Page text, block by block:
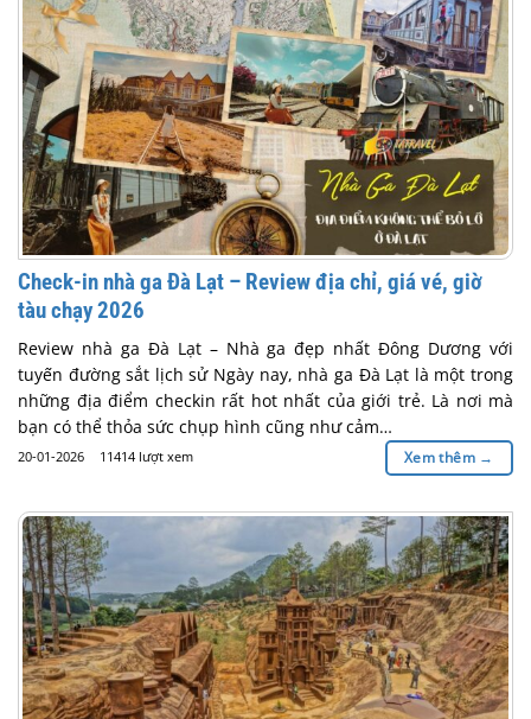
Check-in nhà ga Đà Lạt – Review địa chỉ, giá vé, giờ
tàu chạy 2026
Review nhà ga Đà Lạt – Nhà ga đẹp nhất Đông Dương với
tuyến đường sắt lịch sử Ngày nay, nhà ga Đà Lạt là một trong
những địa điểm checkin rất hot nhất của giới trẻ. Là nơi mà
bạn có thể thỏa sức chụp hình cũng như cảm…
20-01-2026 11414 lượt xem Xem thêm →